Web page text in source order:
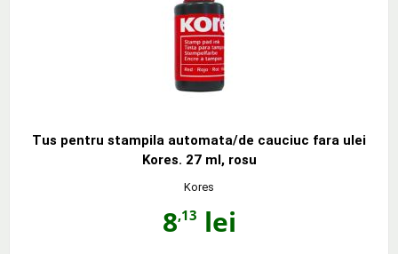
Tus pentru stampila automata/de cauciuc fara ulei
Kores. 27 ml, rosu
Kores
8,13 lei